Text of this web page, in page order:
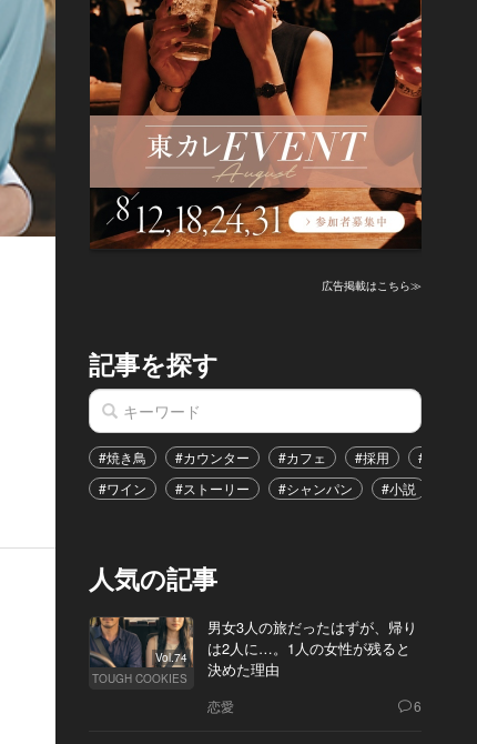
広告掲載はこちら≫
記事を探す
#焼き鳥 #カウンター #カフェ #採用
#恋愛
#ワイン
#ストーリー #シャンパン #小説
人気の記事
Vol.74
TOUGH COOKIES
男女3人の旅だったはずが、帰り
は2人に…。1人の女性が残ると
決めた理由
恋愛 6